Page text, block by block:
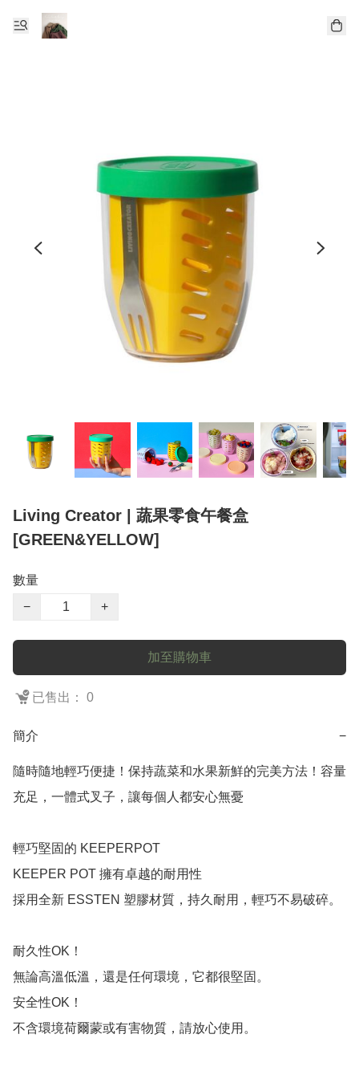
Living Creator | 蔬果零食午餐盒
[GREEN&YELLOW]
數量
−
+
加至購物車
已售出： 0
簡介 −
隨時隨地輕巧便捷！保持蔬菜和水果新鮮的完美方法！容量
充足，一體式叉子，讓每個人都安心無憂
輕巧堅固的 KEEPERPOT
KEEPER POT 擁有卓越的耐用性
採用全新 ESSTEN 塑膠材質，持久耐用，輕巧不易破碎。
耐久性OK！
無論高溫低溫，還是任何環境，它都很堅固。
安全性OK！
不含環境荷爾蒙或有害物質，請放心使用。